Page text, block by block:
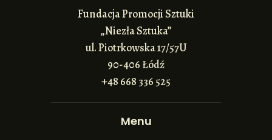
Fundacja Promocji Sztuki
„Niezła Sztuka”
ul. Piotrkowska 17/57U
90-406 Łódź
+48 668 336 525
Menu